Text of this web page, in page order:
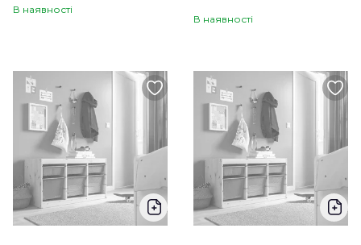
В наявності
В наявності